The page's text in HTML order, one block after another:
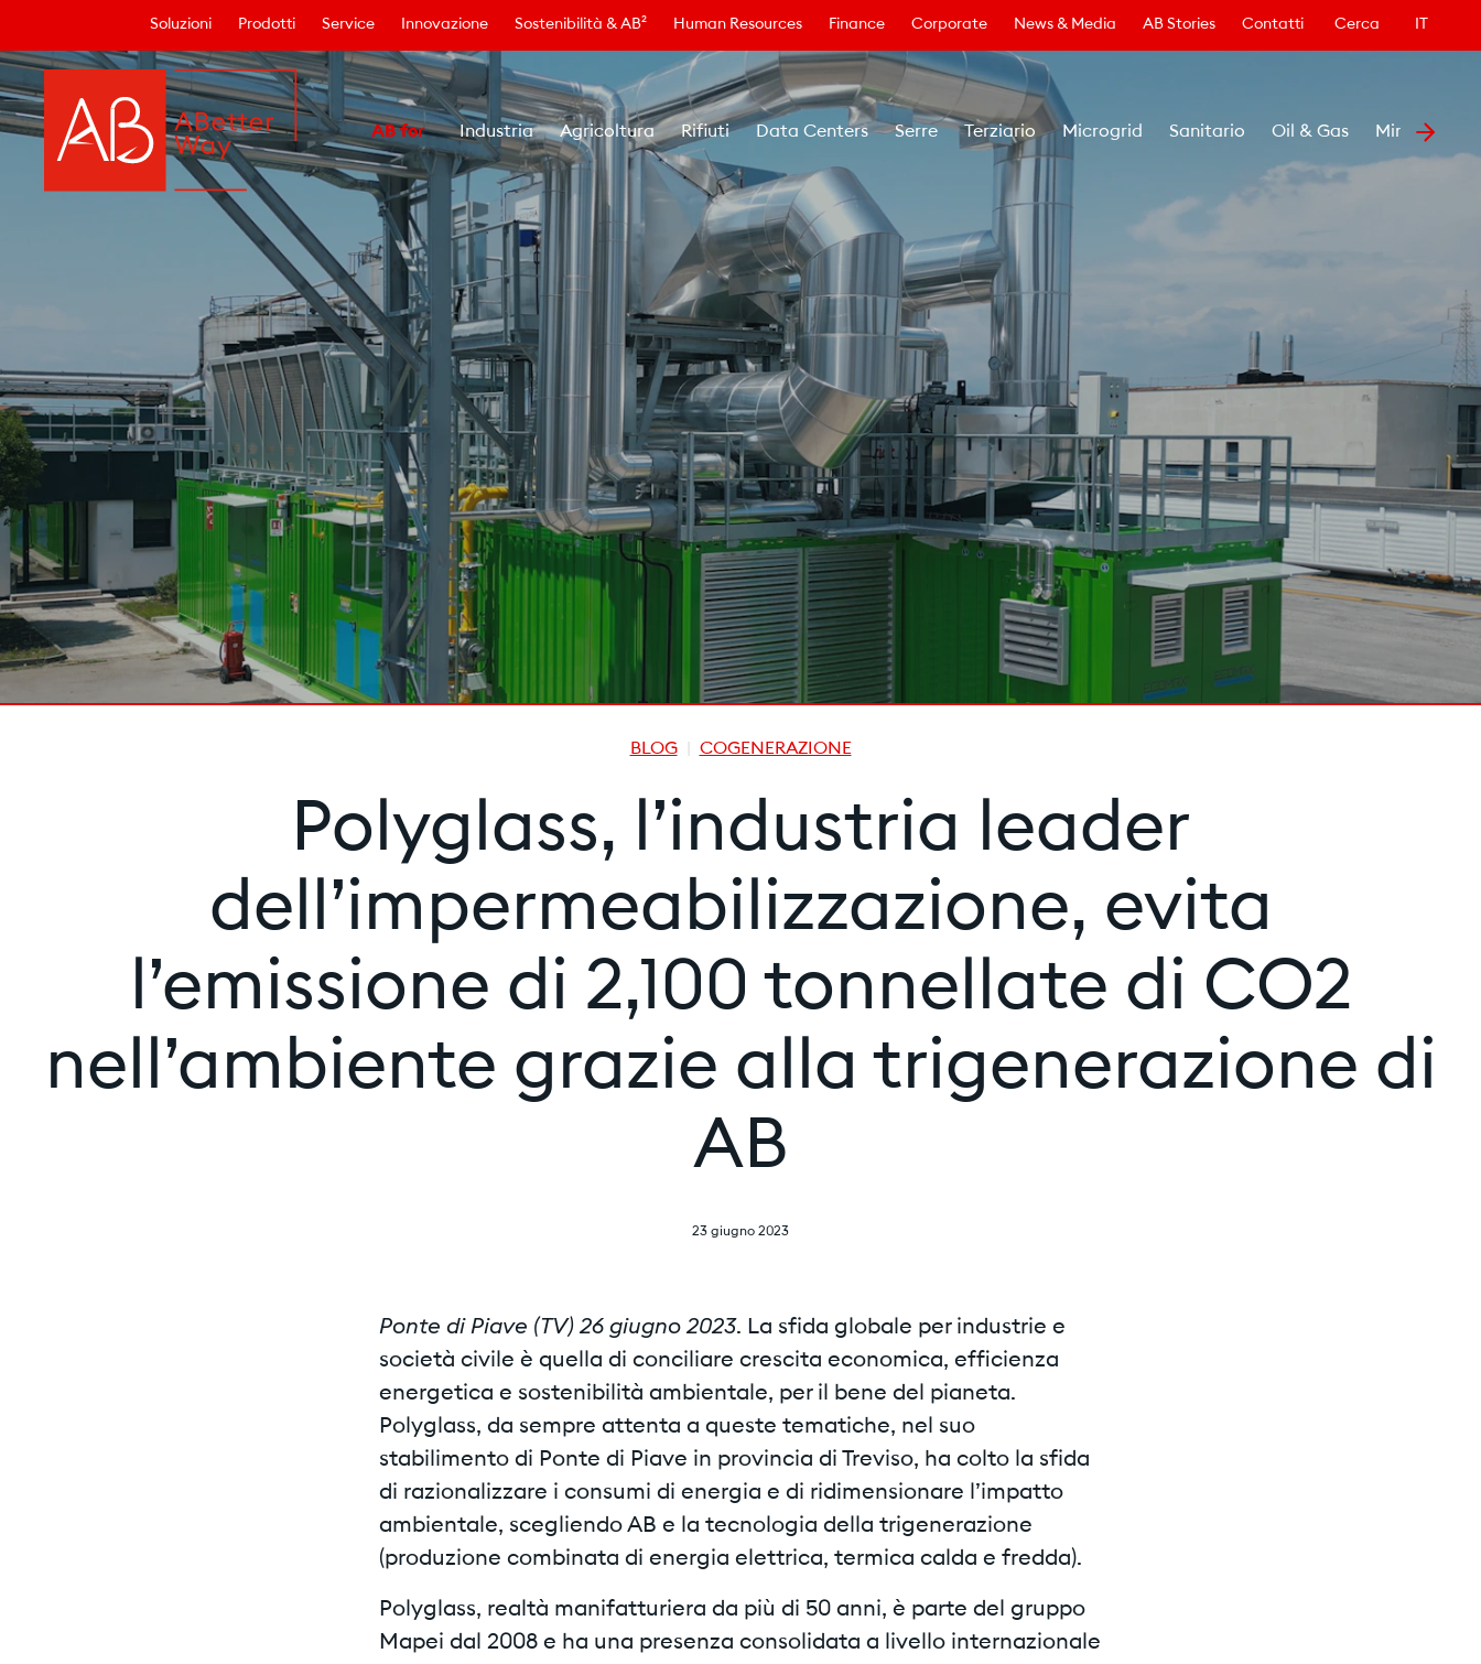
Soluzioni Prodotti Service Innovazione Sostenibilità & AB² Human Resources Finance Corporate News & Media AB Stories Contatti Cerca IT
AB for Industria Agricoltura Rifiuti Data Centers Serre Terziario Microgrid Sanitario Oil & Gas Minerario
BLOG COGENERAZIONE
Polyglass, l’industria leader
dell’impermeabilizzazione, evita
l’emissione di 2,100 tonnellate di CO2
nell’ambiente grazie alla trigenerazione di
AB
23 giugno 2023
Ponte di Piave (TV) 26 giugno 2023. La sfida globale per industrie e
società civile è quella di conciliare crescita economica, efficienza
energetica e sostenibilità ambientale, per il bene del pianeta.
Polyglass, da sempre attenta a queste tematiche, nel suo
stabilimento di Ponte di Piave in provincia di Treviso, ha colto la sfida
di razionalizzare i consumi di energia e di ridimensionare l’impatto
ambientale, scegliendo AB e la tecnologia della trigenerazione
(produzione combinata di energia elettrica, termica calda e fredda).
Polyglass, realtà manifatturiera da più di 50 anni, è parte del gruppo
Mapei dal 2008 e ha una presenza consolidata a livello internazionale